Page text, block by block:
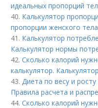
идеальных пропорций
40. Калькулятор
пропорции женского
41. Калькулятор
Калькулятор нормы
42.Сколько калорий
калькулятор.
43. Диета по весу и
Правила расчета и
44.Сколько калорий